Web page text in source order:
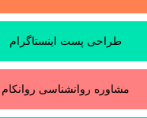
طراحی پست اینستاگرام
مشاوره روانشناسی روانکام